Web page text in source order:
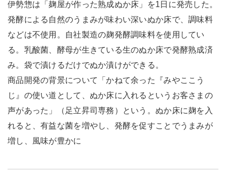
伊勢惣は「麹屋が作った熟成ぬか床」を1日に発売した。
発酵による自然のうまみが味わい深いぬか床で、調味料
などは不使用。自社製造の麹発酵調味料を使用してい
る。乳酸菌、酵母が生きている生のぬか床で発酵熟成済
み。袋で漬けるだけでぬか漬けができる。
商品開発の背景について「かねて余った『みやここう
じ』の使い道として、ぬか床に入れるというお客さまの
声があった」（足立昇司専務）という。ぬか床に麹を入
れると、有益な菌を増やし、発酵を促すことでうまみが
増し、風味が豊かに